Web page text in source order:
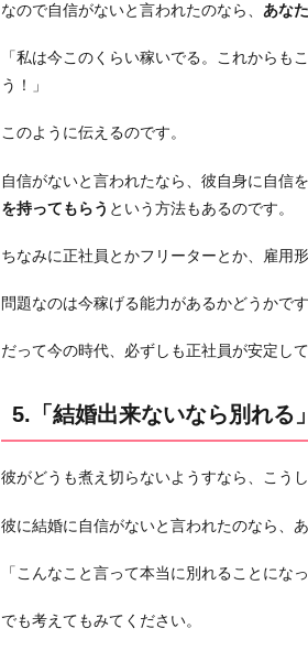
に
なので自信がないと言われたのなら、 あな
「私は今このくらい稼いでる。これからも
う！」
このように伝えるのです。
自信がないと言われたなら、彼自身に自信
を持ってもらう という方法もあるのです。
ちなみに正社員とかフリーターとか、雇用
問題なのは今稼げる能力があるかどうかです
だって今の時代、必ずしも正社員が安定し
5.「結婚出来ないなら別れる
彼がどうも煮え切らないようすなら、こう
彼に結婚に自信がないと言われたのなら、
「こんなこと言って本当に別れることにな
でも考えてもみてください。